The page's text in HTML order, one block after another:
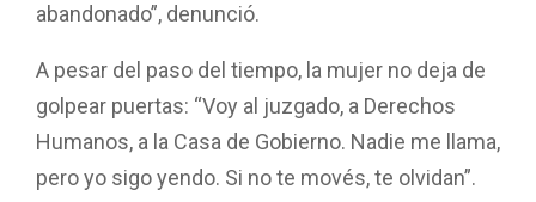
abandonado”, denunció.
A pesar del paso del tiempo, la mujer no deja de
golpear puertas: “Voy al juzgado, a Derechos
Humanos, a la Casa de Gobierno. Nadie me llama,
pero yo sigo yendo. Si no te movés, te olvidan”.